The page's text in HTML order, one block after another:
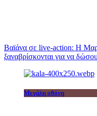
Βαϊάνα σε live-action: Η
ξαναβρίσκονται για να
Μεγάλη οθόνη